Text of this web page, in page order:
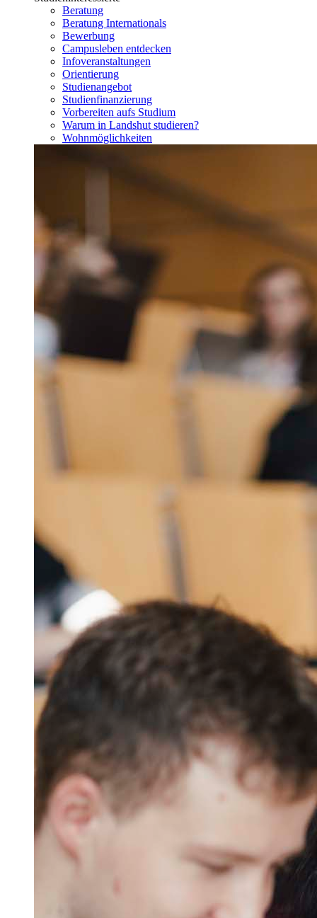
Beratung
Beratung Internationals
Bewerbung
Campusleben entdecken
Infoveranstaltungen
Orientierung
Studienangebot
Studienfinanzierung
Vorbereiten aufs Studium
Warum in Landshut studieren?
Wohnmöglichkeiten